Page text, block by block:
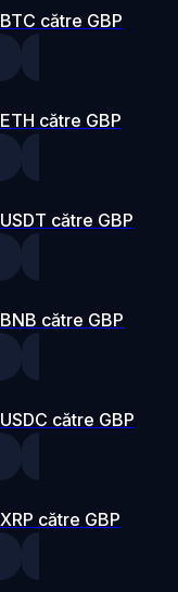
BTC către GBP
ETH către GBP
USDT către GBP
BNB către GBP
USDC către GBP
XRP către GBP